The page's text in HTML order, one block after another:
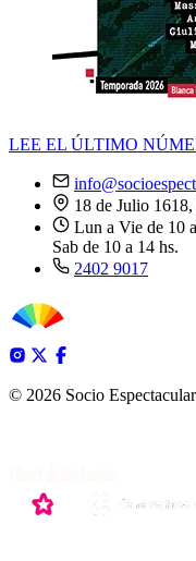
LEE EL ÚLTIMO
18 de Julio
Lun a Vie de 10
Sab de 10 a 14 hs.
2402 9017
© 2026 Socio Espectacular